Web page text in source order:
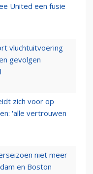
United een fusie
vluchtuitvoering
gevolgen
zich voor op
'alle vertrouwen
niet meer
en Boston